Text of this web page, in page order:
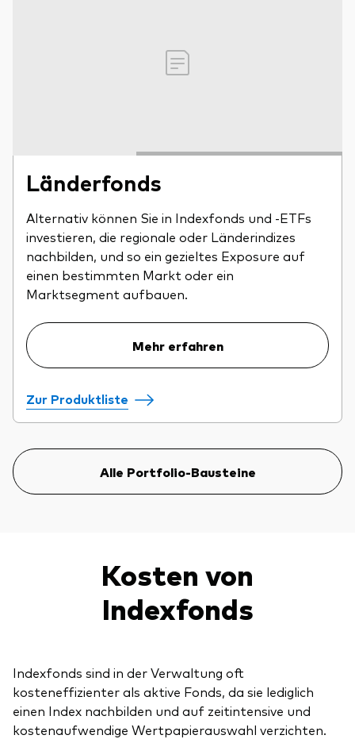
Länderfonds
Alternativ können Sie in Indexfonds und -ETFs
investieren, die regionale oder Länderindizes
nachbilden, und so ein gezieltes Exposure auf
einen bestimmten Markt oder ein
Marktsegment aufbauen.
Mehr erfahren
Zur Produktliste
Alle Portfolio-Bausteine
Kosten von
Indexfonds
Indexfonds sind in der Verwaltung oft
kosteneffizienter als aktive Fonds, da sie lediglich
einen Index nachbilden und auf zeitintensive und
kostenaufwendige Wertpapierauswahl verzichten.